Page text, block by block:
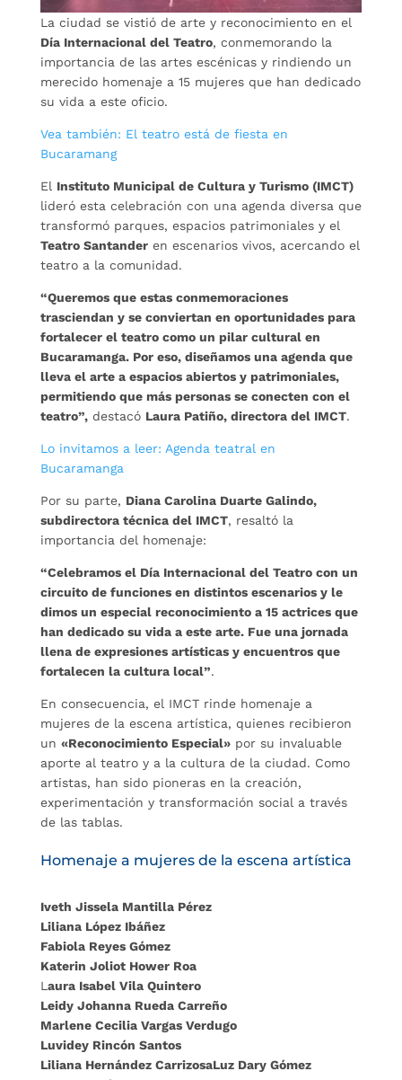
La ciudad se vistió de arte y reconocimiento en el
Día Internacional del Teatro, conmemorando la
importancia de las artes escénicas y rindiendo un
merecido homenaje a 15 mujeres que han dedicado
su vida a este oficio.
Vea también: El teatro está de fiesta en
Bucaramang
El Instituto Municipal de Cultura y Turismo (IMCT)
lideró esta celebración con una agenda diversa que
transformó parques, espacios patrimoniales y el
Teatro Santanderen escenarios vivos, acercando el
teatro a la comunidad.
“Queremos que estas conmemoraciones
trasciendan y se conviertan en oportunidades para
fortalecer el teatro como un pilar cultural en
Bucaramanga. Por eso, diseñamos una agenda que
lleva el arte a espacios abiertos y patrimoniales,
permitiendo que más personas se conecten con el
teatro”,destacó Laura Patiño, directora del IMCT.
Lo invitamos a leer: Agenda teatral en
Bucaramanga
Por su parte, Diana Carolina Duarte Galindo,
subdirectora técnica del IMCT, resaltó la
importancia del homenaje:
“Celebramos el Día Internacional del Teatro con un
circuito de funciones en distintos escenarios y le
dimos un especial reconocimiento a 15 actrices que
han dedicado su vida a este arte. Fue una jornada
llena de expresiones artísticas y encuentros que
fortalecen la cultura local”.
En consecuencia, el IMCT rinde homenaje a
mujeres de la escena artística, quienes recibieron
un «Reconocimiento Especial»por su invaluable
aporte al teatro y a la cultura de la ciudad. Como
artistas, han sido pioneras en la creación,
experimentación y transformación social a través
de las tablas.
Homenaje a mujeres de la escena artística
Iveth Jissela Mantilla Pérez
Liliana López Ibáñez
Fabiola Reyes Gómez
Katerin Joliot Hower Roa
L aura Isabel Vila Quintero
Leidy Johanna Rueda Carreño
Marlene Cecilia Vargas Verdugo
Luvidey Rincón Santos
Liliana Hernández CarrizosaLuz Dary Gómez